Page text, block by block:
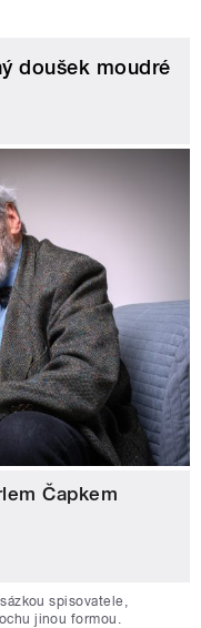
doušek moudré
Čapkem
spisovatele,
jinou formou.